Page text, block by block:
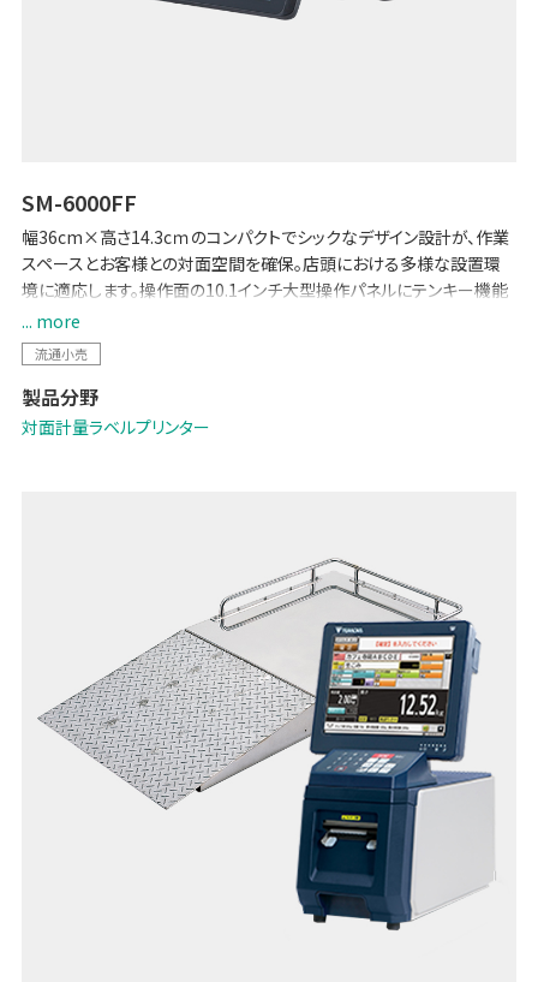
SM-6000FF
幅36cm×高さ14.3cｍのコンパクトでシックなデザイン設計が、作業
スペースとお客様との対面空間を確保。店頭における多様な設置環
境に適応します。操作面の10.1インチ大型操作パネルにテンキー機能
を収め、直感的な操作性と衛生的な運用管理を実現します。
... more
流通小売
製品分野
対面計量ラベルプリンター